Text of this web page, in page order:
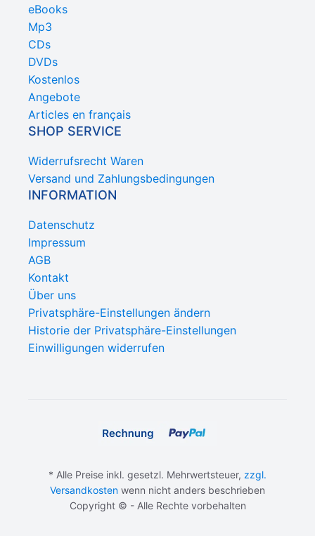
eBooks
Mp3
CDs
DVDs
Kostenlos
Angebote
Articles en français
SHOP SERVICE
Widerrufsrecht Waren
Versand und Zahlungsbedingungen
INFORMATION
Datenschutz
Impressum
AGB
Kontakt
Über uns
Privatsphäre-Einstellungen ändern
Historie der Privatsphäre-Einstellungen
Einwilligungen widerrufen
* Alle Preise inkl. gesetzl. Mehrwertsteuer, zzgl.
Versandkosten wenn nicht anders beschrieben
Copyright © - Alle Rechte vorbehalten